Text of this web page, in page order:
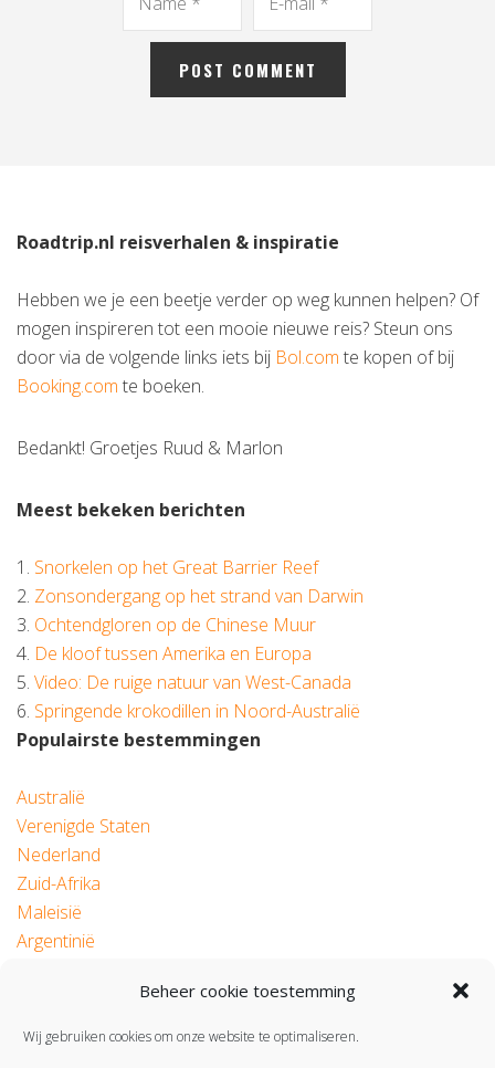
Beheer cookie toestemming
Wij gebruiken cookies om onze website te optimaliseren.
Roadtrip.nl reisverhalen & inspiratie
Hebben we je een beetje verder op weg kunnen helpen? Of
mogen inspireren tot een mooie nieuwe reis? Steun ons
door via de volgende links iets bij Bol.com te kopen of bij
Booking.com te boeken.
Bedankt! Groetjes Ruud & Marlon
Meest bekeken berichten
1. Snorkelen op het Great Barrier Reef
2. Zonsondergang op het strand van Darwin
3. Ochtendgloren op de Chinese Muur
4. De kloof tussen Amerika en Europa
5. Video: De ruige natuur van West-Canada
6. Springende krokodillen in Noord-Australië
Populairste bestemmingen
Australië
Verenigde Staten
Nederland
Zuid-Afrika
Maleisië
Argentinië
© 2026 Roadtrip.nl